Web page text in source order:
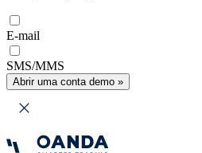
E-mail
SMS/MMS
Abrir uma conta demo »